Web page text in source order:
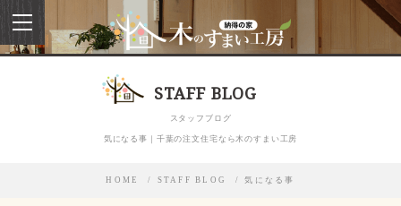
toggle
navigation
STAFF BLOG
スタッフブログ
気になる事｜千葉の注文住宅なら木のすまい工房
HOME STAFF BLOG 気になる事